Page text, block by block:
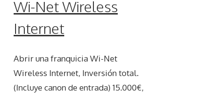
Wi-Net Wireless
Internet
Abrir una franquicia Wi-Net
Wireless Internet, Inversión total.
(Incluye canon de entrada) 15.000€,